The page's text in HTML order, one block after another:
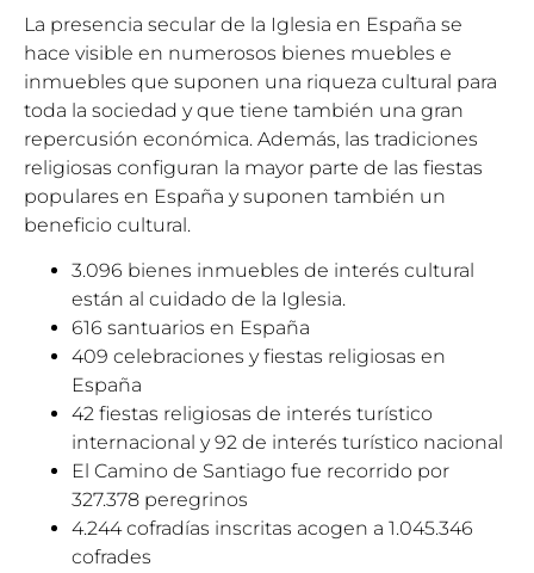
La presencia secular de la Iglesia en España se
hace visible en numerosos bienes muebles e
inmuebles que suponen una riqueza cultural para
toda la sociedad y que tiene también una gran
repercusión económica. Además, las tradiciones
religiosas configuran la mayor parte de las fiestas
populares en España y suponen también un
beneficio cultural.
3.096 bienes inmuebles de interés cultural
están al cuidado de la Iglesia.
616 santuarios en España
409 celebraciones y fiestas religiosas en
España
42 fiestas religiosas de interés turístico
internacional y 92 de interés turístico nacional
El Camino de Santiago fue recorrido por
327.378 peregrinos
4.244 cofradías inscritas acogen a 1.045.346
cofrades